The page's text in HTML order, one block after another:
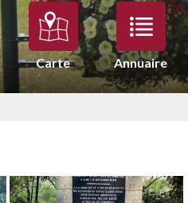
Carte Annuaire